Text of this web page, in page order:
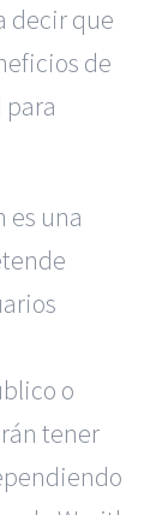
decir que
de
para
es una
o
tener